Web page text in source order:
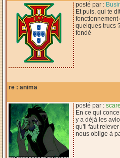
posté par :
Et puis, qui te
fonctionnement
quelques trucs
fondé
re : anima
posté par :
En ce qui
y a déjà les
qu'il faut
nous oblige à